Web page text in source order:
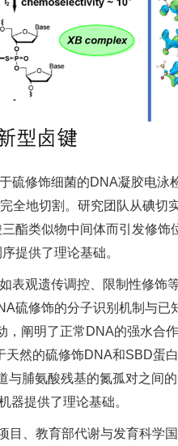
硫修饰细菌的DNA凝胶电
全地切割。研究团队从碘
酯类似物中间体而引发修
提供了理论基础。
表观遗传调控、限制性修
硫修饰的分子识别机制与
，阐明了正常DNA的强水
天然的硫修饰DNA和SBD
脯氨酸残基的氮孤对之间
器提供了理论基础。
、教育部代谢与发育科学